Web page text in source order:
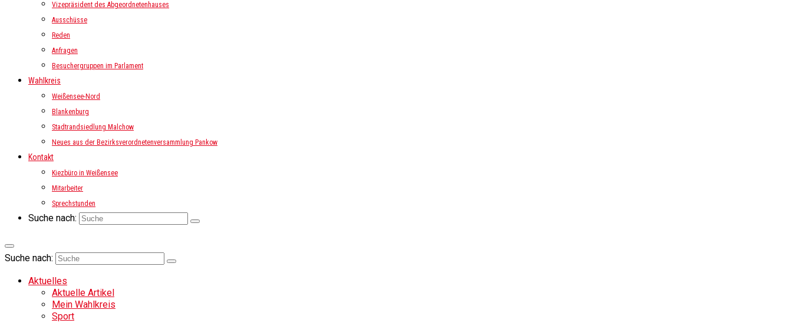
Vizepräsident des Abgeordnetenhauses
Ausschüsse
Reden
Anfragen
Besuchergruppen im Parlament
Wahlkreis
Weißensee-Nord
Blankenburg
Stadtrandsiedlung Malchow
Neues aus der Bezirksverordnetenversammlung Pankow
Kontakt
Kiezbüro in Weißensee
Mitarbeiter
Sprechstunden
Suche nach:
Suche nach:
Aktuelles
Aktuelle Artikel
Mein Wahlkreis
Sport